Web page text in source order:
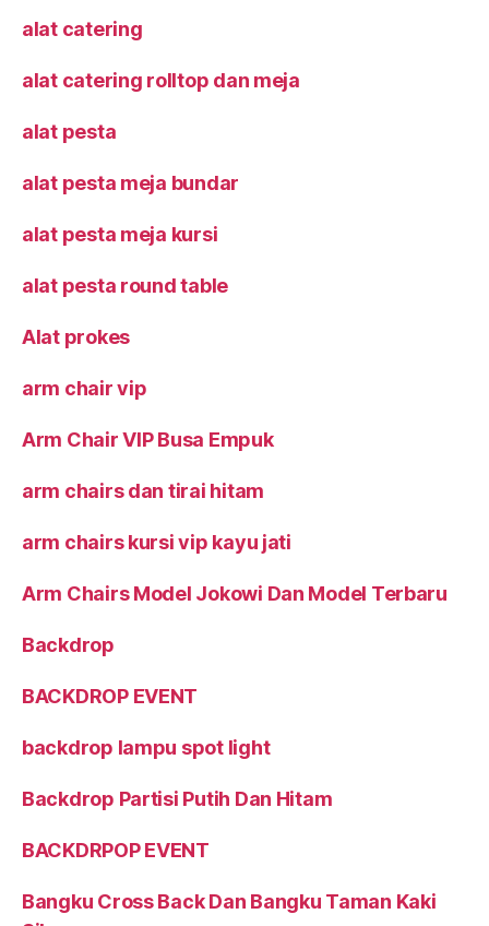
alat catering
alat catering rolltop dan meja
alat pesta
alat pesta meja bundar
alat pesta meja kursi
alat pesta round table
Alat prokes
arm chair vip
Arm Chair VIP Busa Empuk
arm chairs dan tirai hitam
arm chairs kursi vip kayu jati
Arm Chairs Model Jokowi Dan Model Terbaru
Backdrop
BACKDROP EVENT
backdrop lampu spot light
Backdrop Partisi Putih Dan Hitam
BACKDRPOP EVENT
Bangku Cross Back Dan Bangku Taman Kaki